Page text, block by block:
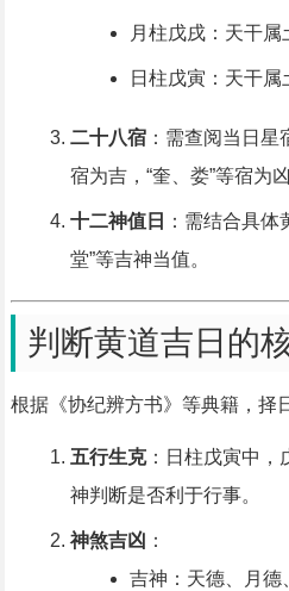
月柱戊戌：天干属
日柱戊寅：天干属
二十八宿：需查阅当日星
宿为吉，“奎、娄”等宿为凶
十二神值日
：需结合具体
堂”等吉神当值。
判断黄道吉日的
根据《协纪辨方书》等典籍，择
五行生克：日柱戊寅中，
神判断是否利于行事。
神煞吉凶 ：
吉神：天德、月德